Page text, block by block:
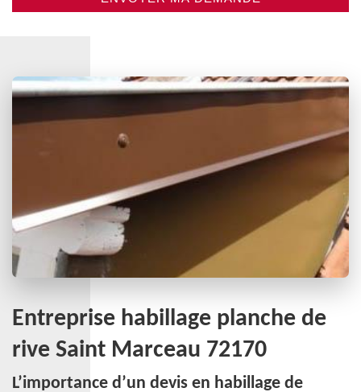
Entreprise habillage planche de
rive Saint Marceau 72170
L’importance d’un devis en habillage de